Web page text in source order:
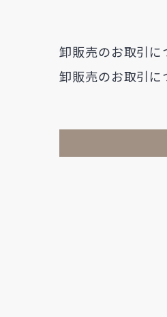
卸販売のお取引に
卸販売のお取引に